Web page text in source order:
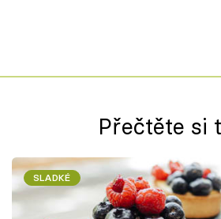
Přečtěte si
SLADKÉ